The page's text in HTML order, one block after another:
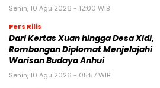
Senin, 10 Agu 2026 - 12:00 WIB
Pers Rilis
Dari Kertas Xuan hingga Desa Xidi,
Rombongan Diplomat Menjelajahi
Warisan Budaya Anhui
Senin, 10 Agu 2026 - 05:57 WIB